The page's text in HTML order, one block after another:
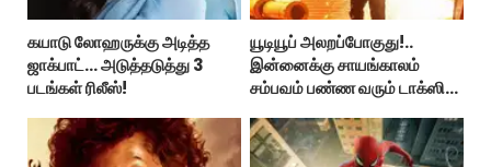
கயாடு லோஹருக்கு அடித்த
ஜாக்பாட்... அடுத்தடுத்து 3
படங்கள் ரிலீஸ்!
யூடியூப் அலறப்போகுது!..
இன்னைக்கு சாயங்காலம்
சம்பவம் பண்ண வரும் டாக்ஸிக்